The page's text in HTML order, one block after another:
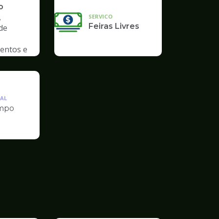
e
SERVICO
Feiras Livres